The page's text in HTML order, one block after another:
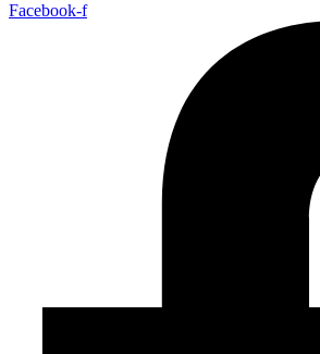
Facebook-f